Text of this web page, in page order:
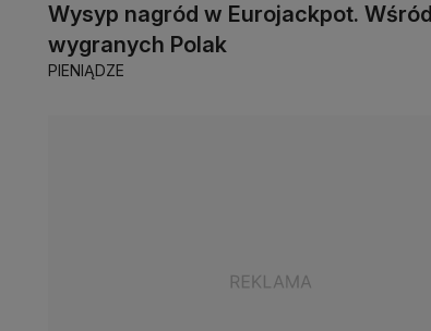
Wysyp nagród w Eurojackpot. Wśród
wygranych Polak
PIENIĄDZE